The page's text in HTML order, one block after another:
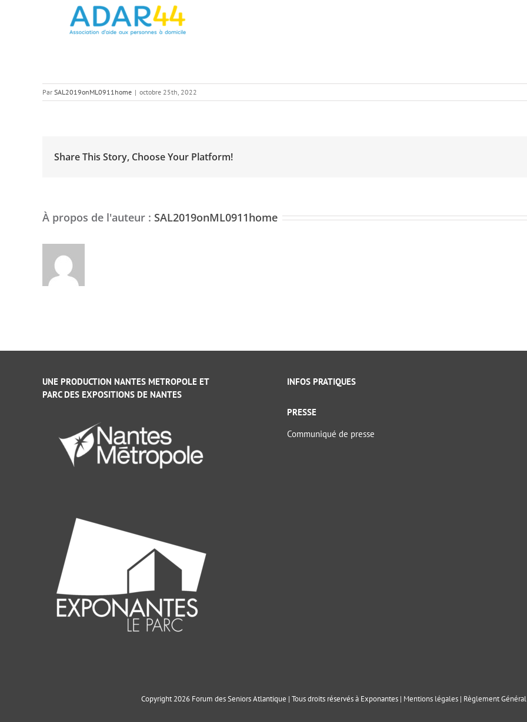
Par SAL2019onML0911home | octobre 25th, 2022
Share This Story, Choose Your Platform!
À propos de l'auteur : SAL2019onML0911home
UNE PRODUCTION NANTES METROPOLE ET
PARC DES EXPOSITIONS DE NANTES
INFOS PRATIQUES
PRESSE
Communiqué de presse
Copyright 2026 Forum des Seniors Atlantique | Tous droits réservés à Exponantes | Mentions légales | Règlement